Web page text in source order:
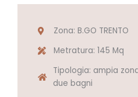
Zona: B.GO TRENTO
Metratura: 145 Mq
Tipologia: ampia
due bagni